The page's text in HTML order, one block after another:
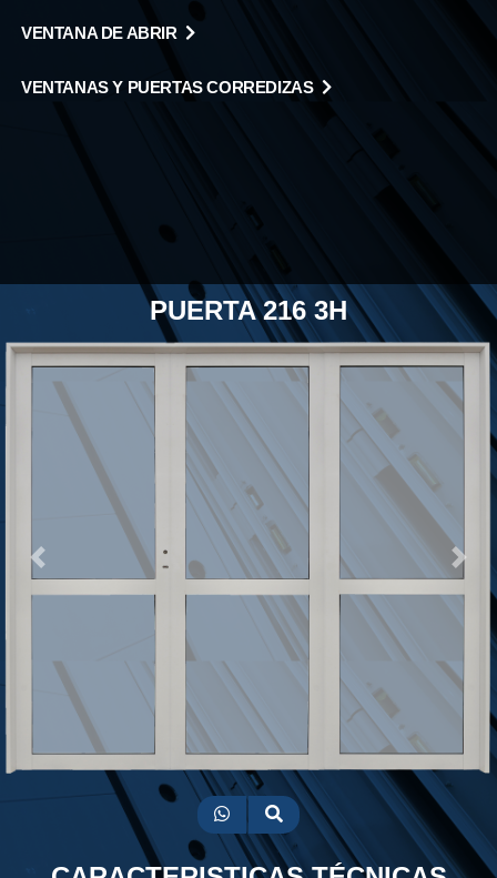
VENTANA DE ABRIR
VENTANAS Y PUERTAS CORREDIZAS
PUERTA 216 3H
Previous Next